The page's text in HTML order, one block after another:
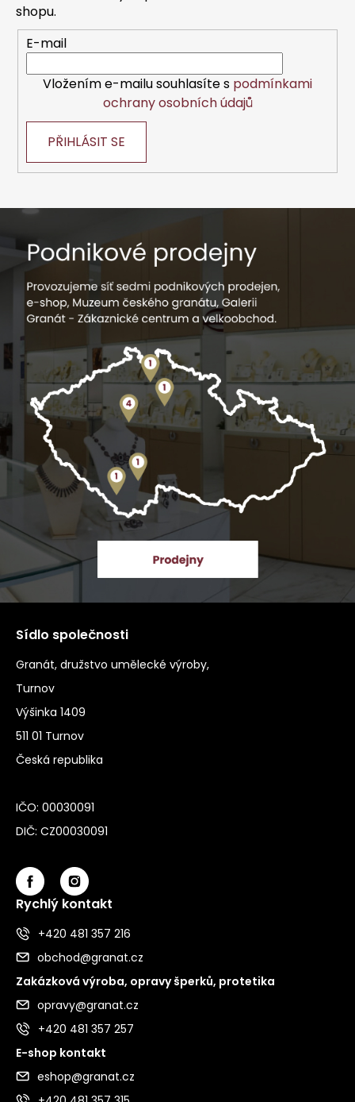
shopu.
E-mail
Vložením e-mailu souhlasíte s podmínkami
ochrany osobních údajů
PŘIHLÁSIT SE
Sídlo společnosti
Granát, družstvo umělecké výroby,
Turnov
Výšinka 1409
511 01 Turnov
Česká republika
IČO: 00030091
DIČ: CZ00030091
Rychlý kontakt
+420 481 357 216
obchod@granat.cz
Zakázková výroba, opravy šperků, protetika
opravy@granat.cz
+420 481 357 257
E-shop kontakt
eshop@granat.cz